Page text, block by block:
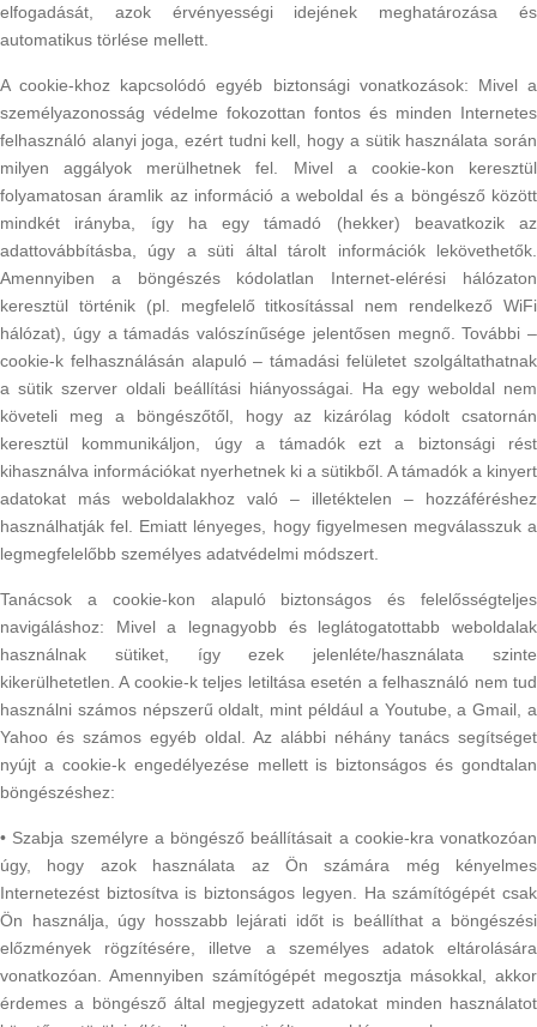
elfogadását, azok érvényességi idejének meghatározása és
automatikus törlése mellett.
A cookie-khoz kapcsolódó egyéb biztonsági vonatkozások: Mivel a
személyazonosság védelme fokozottan fontos és minden Internetes
felhasználó alanyi joga, ezért tudni kell, hogy a sütik használata során
milyen aggályok merülhetnek fel. Mivel a cookie-kon keresztül
folyamatosan áramlik az információ a weboldal és a böngésző között
mindkét irányba, így ha egy támadó (hekker) beavatkozik az
adattovábbításba, úgy a süti által tárolt információk lekövethetők.
Amennyiben a böngészés kódolatlan Internet-elérési hálózaton
keresztül történik (pl. megfelelő titkosítással nem rendelkező WiFi
hálózat), úgy a támadás valószínűsége jelentősen megnő. További –
cookie-k felhasználásán alapuló – támadási felületet szolgáltathatnak
a sütik szerver oldali beállítási hiányosságai. Ha egy weboldal nem
követeli meg a böngészőtől, hogy az kizárólag kódolt csatornán
keresztül kommunikáljon, úgy a támadók ezt a biztonsági rést
kihasználva információkat nyerhetnek ki a sütikből. A támadók a kinyert
adatokat más weboldalakhoz való – illetéktelen – hozzáféréshez
használhatják fel. Emiatt lényeges, hogy figyelmesen megválasszuk a
legmegfelelőbb személyes adatvédelmi módszert.
Tanácsok a cookie-kon alapuló biztonságos és felelősségteljes
navigáláshoz: Mivel a legnagyobb és leglátogatottabb weboldalak
használnak sütiket, így ezek jelenléte/használata szinte
kikerülhetetlen. A cookie-k teljes letiltása esetén a felhasználó nem tud
használni számos népszerű oldalt, mint például a Youtube, a Gmail, a
Yahoo és számos egyéb oldal. Az alábbi néhány tanács segítséget
nyújt a cookie-k engedélyezése mellett is biztonságos és gondtalan
böngészéshez:
• Szabja személyre a böngésző beállításait a cookie-kra vonatkozóan
úgy, hogy azok használata az Ön számára még kényelmes
Internetezést biztosítva is biztonságos legyen. Ha számítógépét csak
Ön használja, úgy hosszabb lejárati időt is beállíthat a böngészési
előzmények rögzítésére, illetve a személyes adatok eltárolására
vonatkozóan. Amennyiben számítógépét megosztja másokkal, akkor
érdemes a böngésző által megjegyzett adatokat minden használatot